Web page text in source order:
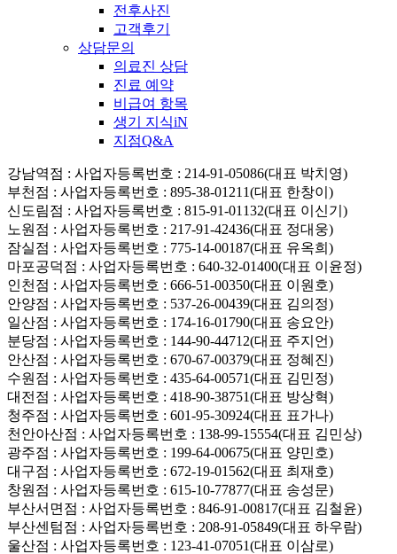
전후사진
고객후기
상담문의
의료진 상담
진료 예약
비급여 항목
생기 지식iN
지점Q&A
강남역점 : 사업자등록번호 : 214-91-05086(대표 박치영)
부천점 : 사업자등록번호 : 895-38-01211(대표 한창이)
신도림점 : 사업자등록번호 : 815-91-01132(대표 이신기)
노원점 : 사업자등록번호 : 217-91-42436(대표 정대웅)
잠실점 : 사업자등록번호 : 775-14-00187(대표 유옥희)
마포공덕점 : 사업자등록번호 : 640-32-01400(대표 이윤정)
인천점 : 사업자등록번호 : 666-51-00350(대표 이원호)
안양점 : 사업자등록번호 : 537-26-00439(대표 김의정)
일산점 : 사업자등록번호 : 174-16-01790(대표 송요안)
분당점 : 사업자등록번호 : 144-90-44712(대표 주지언)
안산점 : 사업자등록번호 : 670-67-00379(대표 정혜진)
수원점 : 사업자등록번호 : 435-64-00571(대표 김민정)
대전점 : 사업자등록번호 : 418-90-38751(대표 방상혁)
청주점 : 사업자등록번호 : 601-95-30924(대표 표가나)
천안아산점 : 사업자등록번호 : 138-99-15554(대표 김민상)
광주점 : 사업자등록번호 : 199-64-00675(대표 양민호)
대구점 : 사업자등록번호 : 672-19-01562(대표 최재호)
창원점 : 사업자등록번호 : 615-10-77877(대표 송성문)
부산서면점 : 사업자등록번호 : 846-91-00817(대표 김철윤)
부산센텀점 : 사업자등록번호 : 208-91-05849(대표 하우람)
울산점 : 사업자등록번호 : 123-41-07051(대표 이삼로)